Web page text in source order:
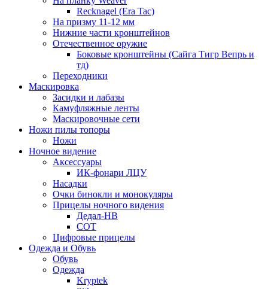
Recknagel (Era Tac)
На призму 11-12 мм
Нижние части кронштейнов
Отечественное оружие
Боковые кронштейны (Сайга Тигр Вепрь и
тд)
Переходники
Маскировка
Засидки и лабазы
Камуфляжные ленты
Маскировочные сети
Ножи пилы топоры
Ножи
Ночное видение
Аксессуары
ИК-фонари ЛЦУ
Насадки
Очки бинокли и монокуляры
Прицелы ночного видения
Дедал-НВ
СОТ
Цифровые прицелы
Одежда и Обувь
Обувь
Одежда
Kryptek